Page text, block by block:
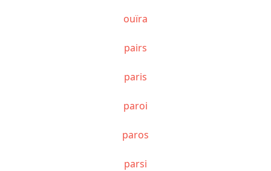
ouïra
pairs
paris
paroi
paros
parsi